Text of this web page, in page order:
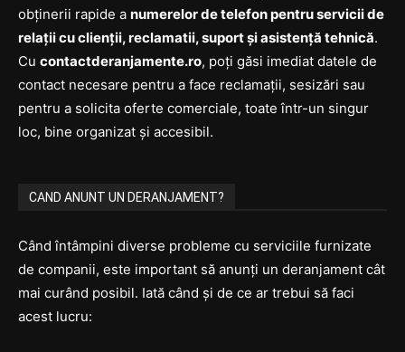
obținerii rapide a numerelor de telefon pentru servicii de
relații cu clienții, reclamatii, suport și asistență tehnică.
Cu contactderanjamente.ro, poți găsi imediat datele de
contact necesare pentru a face reclamații, sesizări sau
pentru a solicita oferte comerciale, toate într-un singur
loc, bine organizat și accesibil.
CAND ANUNT UN DERANJAMENT?
Când întâmpini diverse probleme cu serviciile furnizate
de companii, este important să anunți un deranjament cât
mai curând posibil. Iată când și de ce ar trebui să faci
acest lucru: